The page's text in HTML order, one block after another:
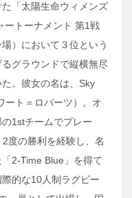
「太陽生命ウィメンズ
ートーナメント 第1戦
）において３位という
グラウンドで縦横無尽
。彼女の名は、Sky
ート＝ロバーツ）。オ
1stチームでプレー
度の勝利を経験し、名
2-Time Blue」を得て
的な10人制ラグビー